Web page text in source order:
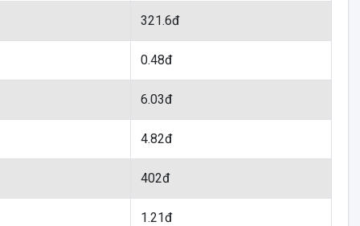
321.6đ
0.48đ
6.03đ
4.82đ
402đ
1.21đ